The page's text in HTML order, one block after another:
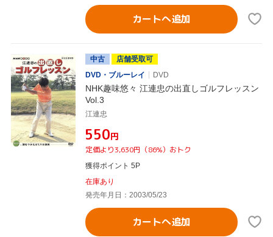
カートへ追加
中古
店舗受取可
DVD・ブルーレイ
DVD
NHK趣味悠々 江連忠の出直しゴルフレッスン
Vol.3
江連忠
¥550円
定価より3,630円（86%）おトク
獲得ポイント 5P
在庫あり
発売年月日：2003/05/23
カートへ追加